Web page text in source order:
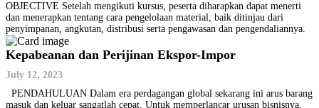
OBJECTIVE Setelah mengikuti kursus, peserta diharapkan dapat menerti
dan menerapkan tentang cara pengelolaan material, baik ditinjau dari
penyimpanan, angkutan, distribusi serta pengawasan dan pengendaliannya.
Kepabeanan dan Perijinan Ekspor-Impor
July 12, 2023
PENDAHULUAN Dalam era perdagangan global sekarang ini arus barang
masuk dan keluar sangatlah cepat. Untuk memperlancar urusan bisnisnya,